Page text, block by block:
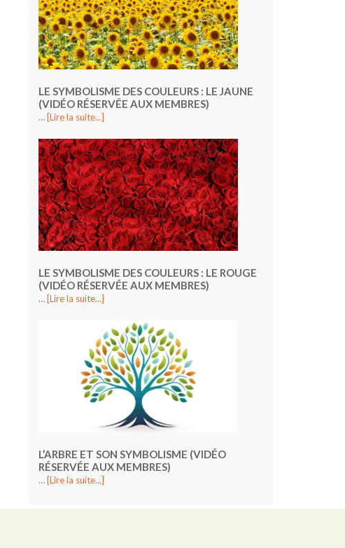
LE SYMBOLISME DES COULEURS : LE JAUNE
(VIDÉO RÉSERVÉE AUX MEMBRES)
… [Lire la suite...]
LE SYMBOLISME DES COULEURS : LE ROUGE
(VIDÉO RÉSERVÉE AUX MEMBRES)
… [Lire la suite...]
L’ARBRE ET SON SYMBOLISME (VIDÉO
RÉSERVÉE AUX MEMBRES)
… [Lire la suite...]